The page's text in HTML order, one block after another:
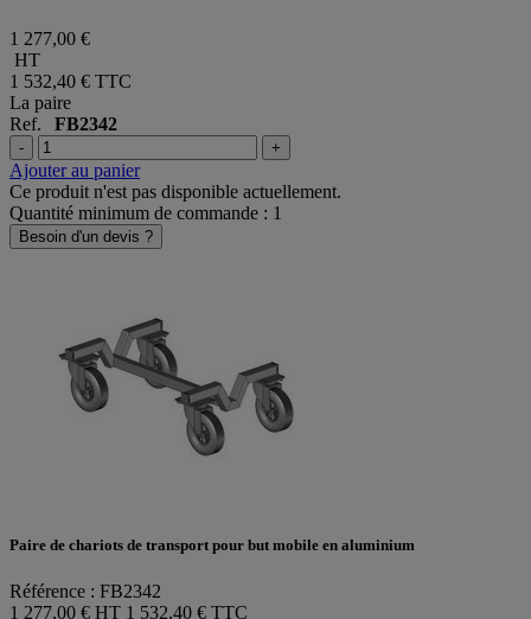
1 277,00 €
HT
1 532,40 € TTC
La paire
Ref. FB2342
- +
Ajouter au panier
Ce produit n'est pas disponible actuellement.
Quantité minimum de commande : 1
Besoin d'un devis ?
Paire de chariots de transport pour but mobile en aluminium
Référence : FB2342
1 277,00 € HT 1 532,40 € TTC